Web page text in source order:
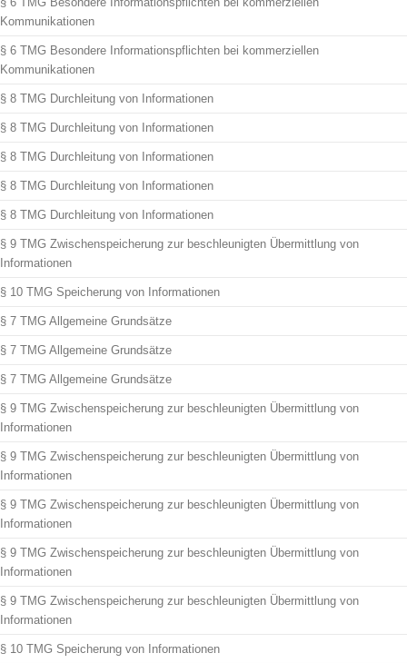
Kommunikationen
§ 6 TMG Besondere Informationspflichten bei kommerziellen
Kommunikationen
§ 8 TMG Durchleitung von Informationen
§ 8 TMG Durchleitung von Informationen
§ 8 TMG Durchleitung von Informationen
§ 8 TMG Durchleitung von Informationen
§ 8 TMG Durchleitung von Informationen
§ 9 TMG Zwischenspeicherung zur beschleunigten Übermittlung von
Informationen
§ 10 TMG Speicherung von Informationen
§ 7 TMG Allgemeine Grundsätze
§ 7 TMG Allgemeine Grundsätze
§ 7 TMG Allgemeine Grundsätze
§ 9 TMG Zwischenspeicherung zur beschleunigten Übermittlung von
Informationen
§ 9 TMG Zwischenspeicherung zur beschleunigten Übermittlung von
Informationen
§ 9 TMG Zwischenspeicherung zur beschleunigten Übermittlung von
Informationen
§ 9 TMG Zwischenspeicherung zur beschleunigten Übermittlung von
Informationen
§ 9 TMG Zwischenspeicherung zur beschleunigten Übermittlung von
Informationen
§ 10 TMG Speicherung von Informationen